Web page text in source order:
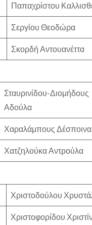
Παπαχρίστου
Σεργίου Θεοδώρα
Σκορδή Αντουανέττα
Σταυρινίδου-Διομήδους
Αδούλα
Χαραλάμπους Δέσποινα
Χατζηλούκα Αντρούλα
Χριστοδούλου
Χριστοφορίδου